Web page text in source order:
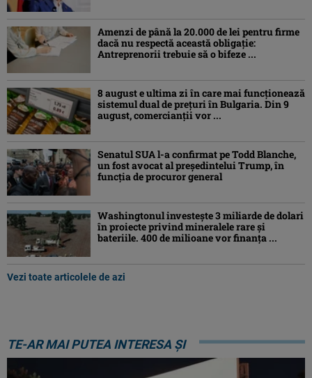
Amenzi de până la 20.000 de lei pentru firme
dacă nu respectă această obligație:
Antreprenorii trebuie să o bifeze ...
8 august e ultima zi în care mai funcționează
sistemul dual de prețuri în Bulgaria. Din 9
august, comercianții vor ...
Senatul SUA l-a confirmat pe Todd Blanche,
un fost avocat al președintelui Trump, în
funcția de procuror general
Washingtonul investește 3 miliarde de dolari
în proiecte privind mineralele rare și
bateriile. 400 de milioane vor finanța ...
Vezi toate articolele de azi
TE-AR MAI PUTEA INTERESA ȘI